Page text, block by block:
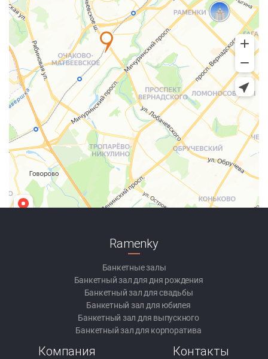
Ramenky
Банкетные залы
Банкетный зал для дня рождения
Банкетный зал для свадьбы
Банкетный зал для юбилея
Банкетный зал для выпускного
Банкетный зал для корпоратива
Компания Контакты